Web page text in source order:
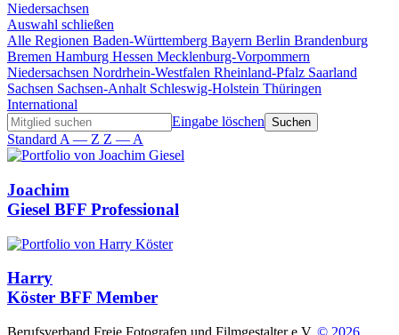
Niedersachsen
Auswahl schließen
Alle Regionen Baden-Württemberg Bayern Berlin Brandenburg
Bremen Hamburg Hessen Mecklenburg-Vorpommern
Niedersachsen Nordrhein-Westfalen Rheinland-Pfalz Saarland
Sachsen Sachsen-Anhalt Schleswig-Holstein Thüringen
International
Eingabe löschen
Standard A — Z Z — A
Joachim
Giesel BFF Professional
Harry
Köster BFF Member